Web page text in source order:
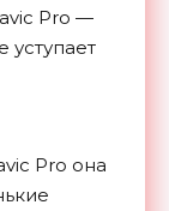
Pro —
уступает
Pro она